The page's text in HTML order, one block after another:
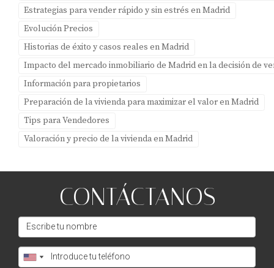
estás pensando en vender tu propiedad o simplemente
deseas conocer más sobre cómo maximizar su valor, te
invito a descargar mi Guía gratuita para propietarios en
Boadilla del Monte. Estoy aquí para ayudarte a navegar
este proceso con confianza y éxito.
PREGUNTAS FRECUENTES
¿Por qué es tan importante la ubicación al
como escuelas, transporte público y comercios, lo cual
¿Qué es el home staging y por qué debería
considerarlo?
Estrategias para vender rápido y sin estrés en Madrid
Evolución Precios
Historias de éxito y casos reales en Madrid
Impacto del mercado inmobiliario de Madrid en la decisión de
Información para propietarios
Preparación de la vivienda para maximizar el valor en Madrid
Tips para Vendedores
Valoración y precio de la vivienda en Madrid
CONTÁCTANOS